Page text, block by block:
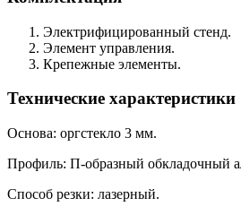
Электрифицированный стенд.
Элемент управления.
Крепежные элементы.
Технические характеристики
Основа: оргстекло 3 мм.
Профиль: П-образный обкладочный
Способ резки: лазерный.